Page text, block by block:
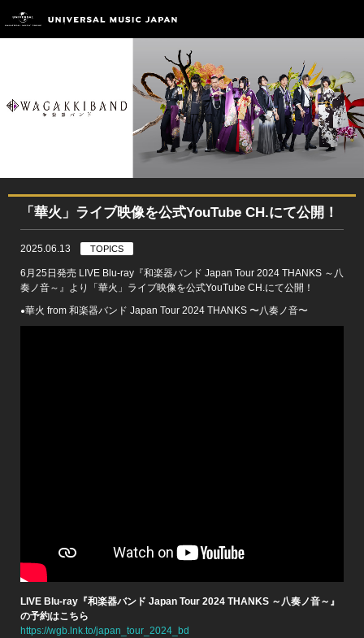
「華火」ライブ映像を公式YouTube CH.にて公開！
2025.06.13 TOPICS
6月25日発売 LIVE Blu-ray『和楽器バンド Japan Tour 2024 THANKS ～八
奏ノ音～』より「華火」ライブ映像を公式YouTube CH.にて公開！
●華火 from 和楽器バンド Japan Tour 2024 THANKS 〜⼋奏ノ⾳〜
LIVE Blu-ray『和楽器バンド Japan Tour 2024 THANKS ～八奏ノ音～』​
の予約はこちら
https://wgb.lnk.to/japan_tour_2024_bd